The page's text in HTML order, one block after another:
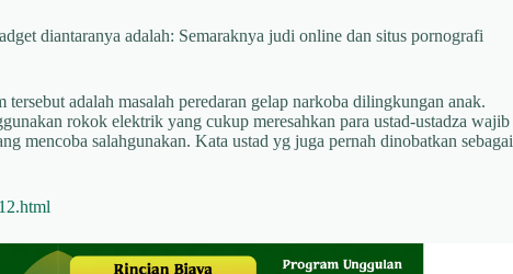
diantaranya adalah: Semaraknya judi online dan situs pornografi
adalah masalah peredaran gelap narkoba dilingkungan anak.
rokok elektrik yang cukup meresahkan para ustad-ustadza wajib
mencoba salahgunakan. Kata ustad yg juga pernah dinobatkan sebagai